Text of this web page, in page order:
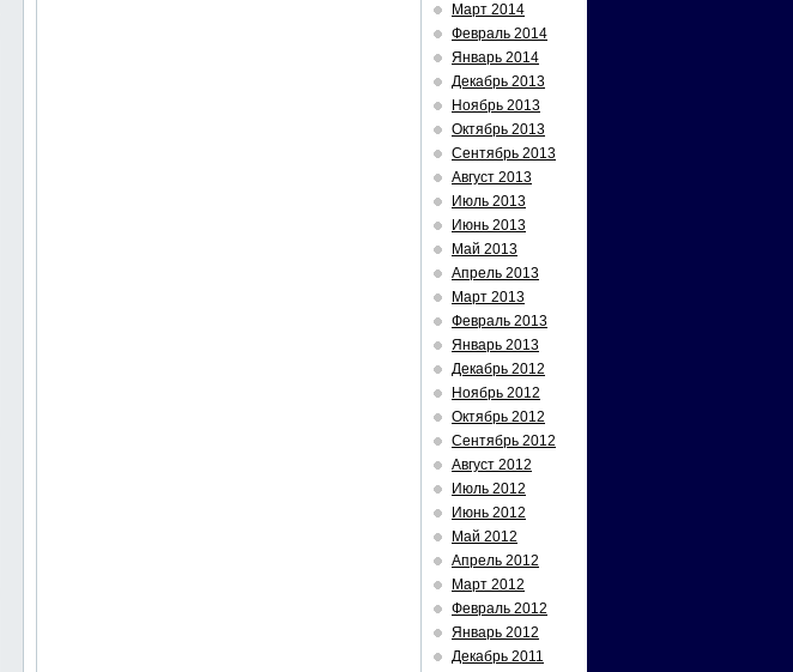
Март 2014
Февраль 2014
Январь 2014
Декабрь 2013
Ноябрь 2013
Октябрь 2013
Сентябрь 2013
Август 2013
Июль 2013
Июнь 2013
Май 2013
Апрель 2013
Март 2013
Февраль 2013
Январь 2013
Декабрь 2012
Ноябрь 2012
Октябрь 2012
Сентябрь 2012
Август 2012
Июль 2012
Июнь 2012
Май 2012
Апрель 2012
Март 2012
Февраль 2012
Январь 2012
Декабрь 2011